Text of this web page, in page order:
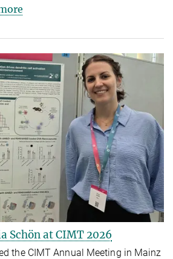
Schön at CIMT 2026
the CIMT Annual Meeting in Mainz